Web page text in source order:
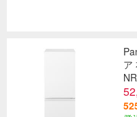
ア